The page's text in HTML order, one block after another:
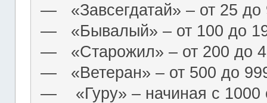
― «Завсегдатай» – от 25 до
― «Бывалый» – от 100 до
― «Старожил» – от 200 до
― «Ветеран» – от 500 до
― «Гуру» – начиная с 1000